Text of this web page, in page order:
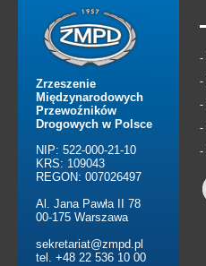
Zrzeszenie
Międzynarodowych
Przewoźników
Drogowych w Polsce
NIP: 522-000-21-10
KRS: 109043
REGON: 007026497
Al. Jana Pawła II 78
00-175 Warszawa
sekretariat@zmpd.pl
tel. +48 22 536 10 00
-
-
-
-
-